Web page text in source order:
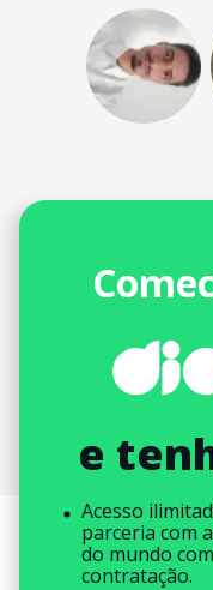
e
Acesso
parceria com
do mundo
contratação.